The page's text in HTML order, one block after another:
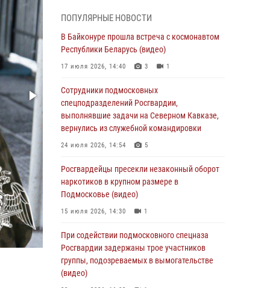
При содействии подмосковного спецназа
Росгвардии задержаны подозреваемые в
изготовлении поддельных документов
05 августа 2026, 15:48 1
Сотрудники спецподразделения
отработали навыки огневой подготовки на
04 августа 2026, 12:21
выезжали по сигналам «Тревога» с
охраняемых объектов в Подмосковье
04 августа 2026, 12:15
ПОПУЛЯРНЫЕ НОВОСТИ
В Байконуре прошла встреча с космонавтом
Республики Беларусь (видео)
17 июля 2026, 14:40 3 1
Сотрудники подмосковных
спецподразделений Росгвардии,
выполнявшие задачи на Северном Кавказе,
вернулись из служебной командировки
24 июля 2026, 14:54 5
Росгвардейцы пресекли незаконный оборот
наркотиков в крупном размере в
Подмосковье (видео)
15 июля 2026, 14:30 1
При содействии подмосковного спецназа
Росгвардии задержаны трое участников
группы, подозреваемых в вымогательстве
(видео)